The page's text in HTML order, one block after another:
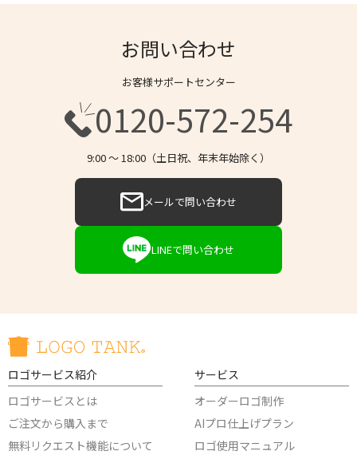
お問い合わせ
お客様サポートセンター
0120-572-254
9:00 〜 18:00（土日祝、年末年始除く）
メールで問い合わせ
LINEで問い合わせ
ロゴサービス紹介
ロゴサービスとは
ご注文から購入まで
無料リクエスト機能について
サービス
オーダーロゴ制作
AIプロ仕上げプラン
ロゴ使用マニュアル